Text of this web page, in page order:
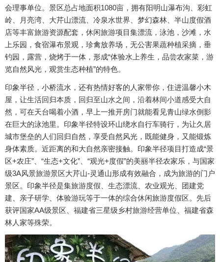
会理事单位。景区总占地面积1080亩，拥有阳明山瀑布沟、彩虹
岭、月亮湾、大芹山漂流、冷泉水世界、梦幻森林、半山度假酒
店等丰富旅游资源配套，休闲旅游项目集漂流，泳池，沙滩，水
上乐园，食宿瀑布景观，珍禽放养场，无公害果蔬种植采摘，垂
钓园，露营，烧烤于一体，形成“体验水上养生，品尝农家菜，游
览自然风光，观赏生态种植”的特色。
印象半径，小桥流水，还有热情好客的人家带你，住进温馨小木
屋，让生活回归本质，回归至山水之间，沿着林间小道感受大自
然，可在天台喝着小酒，早上一推开房门就能看见青山绿水倒影
在巨大的泳池里。印象半径特设环山绕水自行车骑行，为让久居
城市堡垒的人们回归自然，享受自然风光，既能健身，又能锻炼
身体素质。近距离的和大自然亲密接触。印象半径项目打造成“景
区+农庄”、“生态+文化”、“观光+度假”的美丽半径农家乐，与国家
级3A风景旅游景区大芹山-灵通山形成有效融合，成为旅游的门户
景区。印象半径是集旅游度假、生态漂流、农业观光、团建党
建、亲子研学、体验游玩等于一体的综合休闲旅游度假区。先后
获评国家AA级景区、福建省三星级乡村旅游经营单位、福建省森
林人家等殊荣。